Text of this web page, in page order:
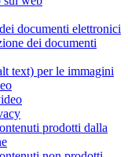
documenti elettronici
dei documenti
text) per le immagini
prodotti dalla